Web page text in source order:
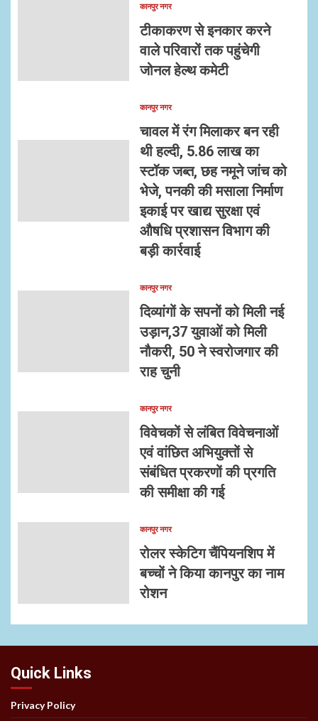
कानपुर नगर
टीकाकरण से इनकार करने
वाले परिवारों तक पहुंचेगी
जोनल हेल्थ कमेटी
कानपुर नगर
चावल में रंग मिलाकर बन रही
थी हल्दी, 5.86 लाख का
स्टॉक जब्त, छह नमूने जांच को
भेजे, पनकी की मसाला निर्माण
इकाई पर खाद्य सुरक्षा एवं
औषधि प्रशासन विभाग की
बड़ी कार्रवाई
कानपुर नगर
दिव्यांगों के सपनों को मिली नई
उड़ान,37 युवाओं को मिली
नौकरी, 50 ने स्वरोजगार की
राह चुनी
कानपुर नगर
विवेचकों से लंबित विवेचनाओं
एवं वांछित अभियुक्तों से
संबंधित प्रकरणों की प्रगति
की समीक्षा की गई
कानपुर नगर
रोलर स्केटिग चैंपियनशिप में
बच्चों ने किया कानपुर का नाम
रोशन
Quick Links
Privacy Policy